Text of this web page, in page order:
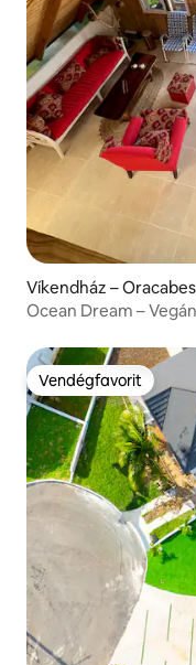
Víkendház –
Ocean Dream –
Vendégfavorit
Vendégfavorit